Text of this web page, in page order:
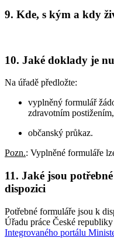
9. Kde, s kým a kdy
10. Jaké doklady je
Na úřadě předložte:
vyplněný formulář
zdravotním postižením,
občanský průkaz.
Pozn.: Vyplněné formuláře
11. Jaké jsou
dispozici
Potřebné formuláře jsou k
Úřadu práce České republiky
Integrovaného portálu